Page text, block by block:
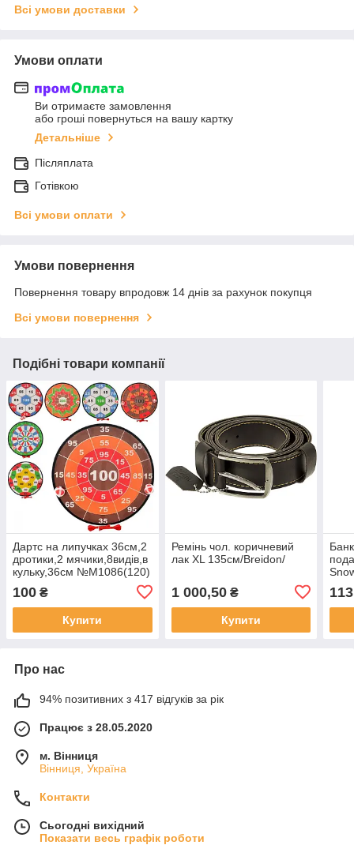
Всі умови доставки
Умови оплати
Ви отримаєте замовлення
або гроші повернуться на вашу картку
Детальніше
Післяплата
Готівкою
Всі умови оплати
Умови повернення
Повернення товару впродовж 14 днів за рахунок покупця
Всі умови повернення
Подібні товари компанії
Дартс на липучках 36см,2
дротики,2 мячики,8видів,в
кульку,36см №M1086(120)
100 ₴
Купити
Ремінь чол. коричневий
лак XL 135см/Breidon/
1 000,50₴
Купити
Про нас
94% позитивних з 417 відгуків за рік
Працює з 28.05.2020
м. Вінниця
Вінниця, Україна
Контакти
Сьогодні вихідний
Показати весь графік роботи